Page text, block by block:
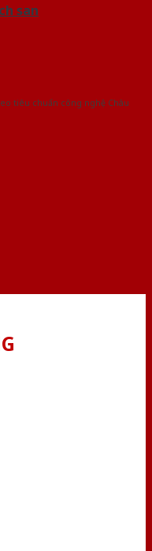
san
tiêu chuẩn công nghệ Châu